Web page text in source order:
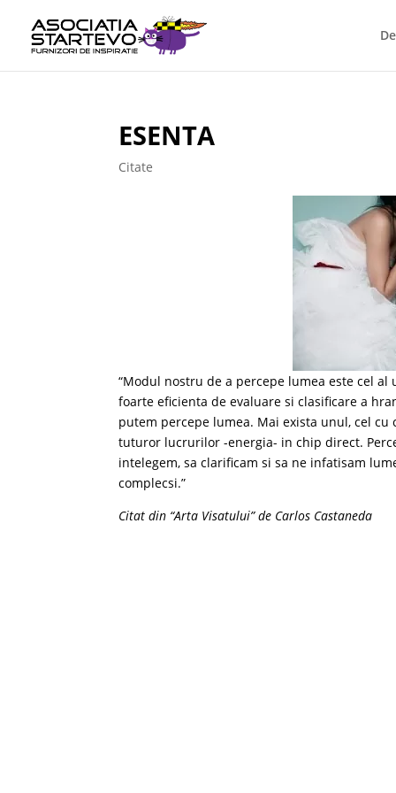
ESENTA
Citate
“Modul nostru de a percepe lumea este cel
foarte eficienta de evaluare si clasificare a
putem percepe lumea. Mai exista unul, cel
tuturor lucrurilor -energia- in chip direct.
intelegem, sa clarificam si sa ne infatisam
complecsi.”
Citat din “Arta Visatului” de Carlos Castaneda